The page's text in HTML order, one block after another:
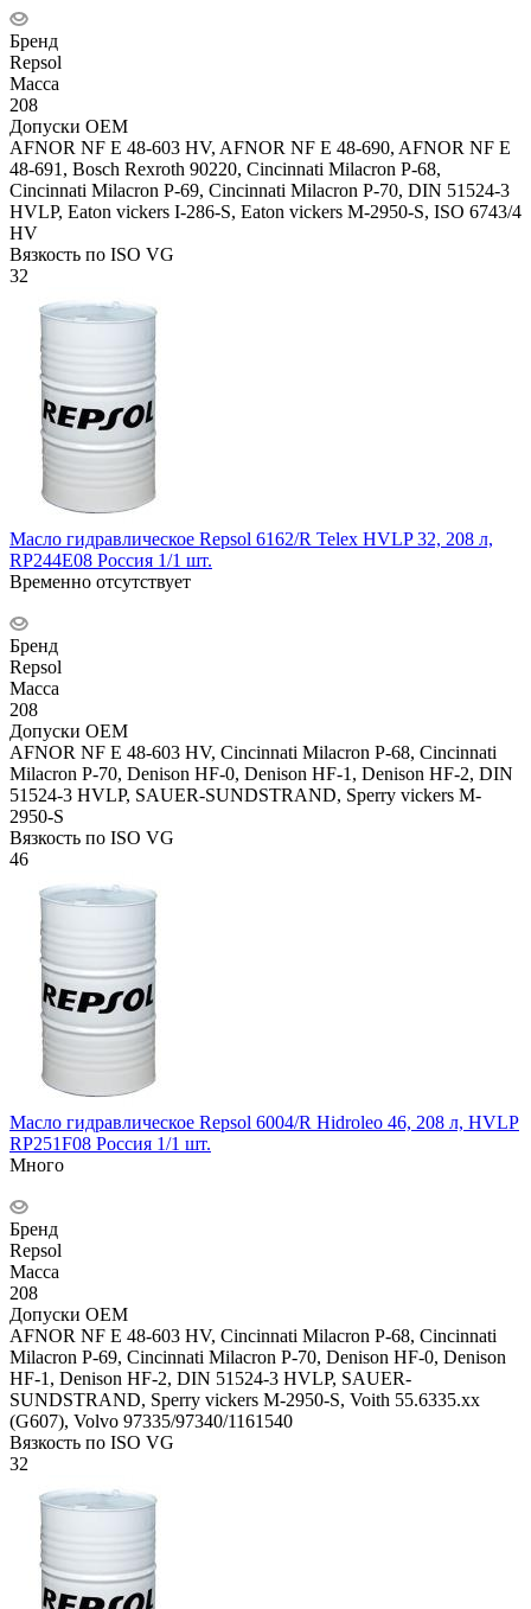
Бренд
Repsol
Масса
208
Допуски OEM
AFNOR NF E 48-603 HV, AFNOR NF E 48-690, AFNOR NF E
48-691, Bosch Rexroth 90220, Cincinnati Milacron P-68,
Cincinnati Milacron P-69, Cincinnati Milacron P-70, DIN 51524-3
HVLP, Eaton vickers I-286-S, Eaton vickers M-2950-S, ISO 6743/4
HV
Вязкость по ISO VG
32
Масло гидравлическое Repsol 6162/R Telex HVLP 32, 208 л,
RP244E08 Россия 1/1 шт.
Временно отсутствует
Бренд
Repsol
Масса
208
Допуски OEM
AFNOR NF E 48-603 HV, Cincinnati Milacron P-68, Cincinnati
Milacron P-70, Denison HF-0, Denison HF-1, Denison HF-2, DIN
51524-3 HVLP, SAUER-SUNDSTRAND, Sperry vickers M-
2950-S
Вязкость по ISO VG
46
Масло гидравлическое Repsol 6004/R Hidroleo 46, 208 л, HVLP
RP251F08 Россия 1/1 шт.
Много
Бренд
Repsol
Масса
208
Допуски OEM
AFNOR NF E 48-603 HV, Cincinnati Milacron P-68, Cincinnati
Milacron P-69, Cincinnati Milacron P-70, Denison HF-0, Denison
HF-1, Denison HF-2, DIN 51524-3 HVLP, SAUER-
SUNDSTRAND, Sperry vickers M-2950-S, Voith 55.6335.xx
(G607), Volvo 97335/97340/1161540
Вязкость по ISO VG
32